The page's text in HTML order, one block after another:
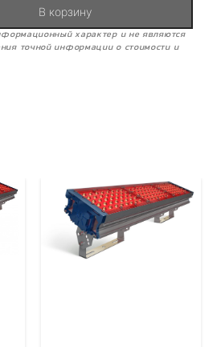
В корзину
характер и не являются
точной информации о стоимости и